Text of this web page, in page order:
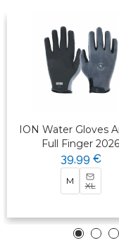
ION Water Gloves
Full Finger 2026
39,99 €
M XL